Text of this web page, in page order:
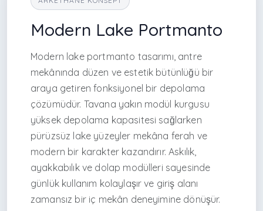
Modern Lake Portmanto
Modern lake portmanto tasarımı, antre
mekânında düzen ve estetik bütünlüğü bir
araya getiren fonksiyonel bir depolama
çözümüdür. Tavana yakın modül kurgusu
yüksek depolama kapasitesi sağlarken
pürüzsüz lake yüzeyler mekâna ferah ve
modern bir karakter kazandırır. Askılık,
ayakkabılık ve dolap modülleri sayesinde
günlük kullanım kolaylaşır ve giriş alanı
zamansız bir iç mekân deneyimine dönüşür.